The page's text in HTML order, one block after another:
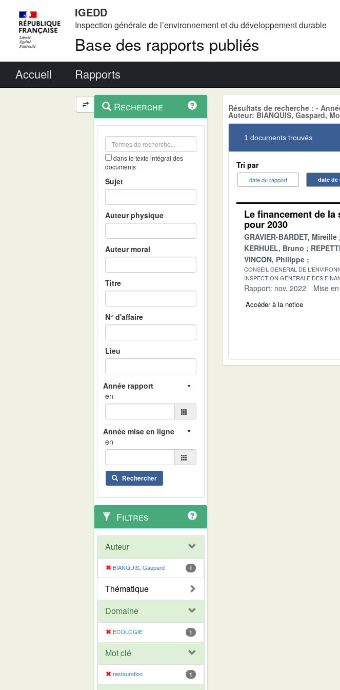
IGEDD
Inspection générale de l’environnement et du développement durable
Base des rapports publiés
Accueil Rapports
Navigation
et
outils
contextuel
Recherche
dans le texte intégral des
documents
Sujet
Auteur physique
Auteur moral
Titre
N° d'affaire
Lieu
en
en
Rechercher
Filtres
Auteur
BIANQUIS, Gaspard 1
Thématique
Domaine
ECOLOGIE 1
Mot clé
restauration 1
Résultats de recherche : -
Auteur: BIANQUIS, Gaspard,
1 documents trouvés
Tri par
date du rapport date de
Le financement de
pour 2030
GRAVIER-BARDET, Mireille
KERHUEL, Bruno
VINCON, Philippe
CONSEIL GENERAL DE
INSPECTION GENERALE DES
Rapport: nov. 2022 Mise
Accéder à la notice